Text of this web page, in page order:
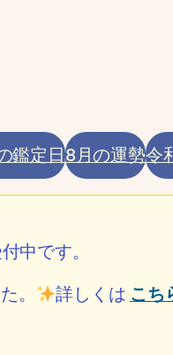
鑑定日8月の運勢令
中です。
。 詳しくは こち